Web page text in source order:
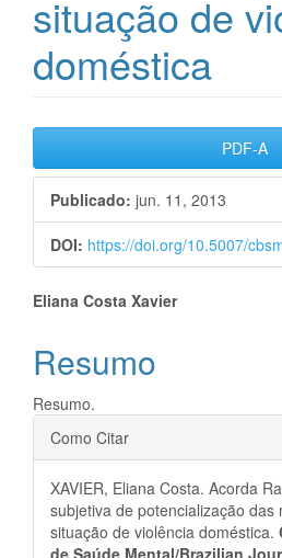
situação de
doméstica
Barra
lateral
de
artigos
PDF-A
Publicado: jun. 11, 2013
DOI: https://doi.org/10.5007/
Conteúdo
do
artigo
principal
Eliana Costa Xavier
Resumo
Resumo.
Detalhes
do
artigo
Como Citar
XAVIER, Eliana Costa. Acorda
subjetiva de potencialização das
situação de violência doméstica.
de Saúde Mental/Brazilian